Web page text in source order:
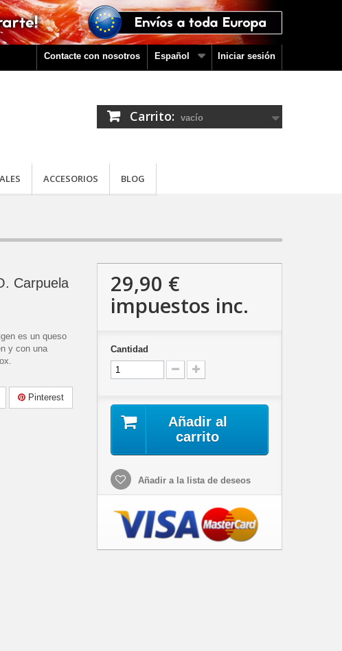
Iniciar sesión
Español
Contacte con nosotros
Carrito: vacío
ACCESORIOS BLOG
Carpuela
es un queso
y con una
Pinterest
29,90 €
impuestos inc.
Cantidad
Añadir al
carrito
Añadir a la lista de deseos